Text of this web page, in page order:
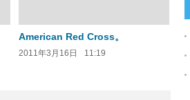
American Red Cross。
2011年3月16日 11:19